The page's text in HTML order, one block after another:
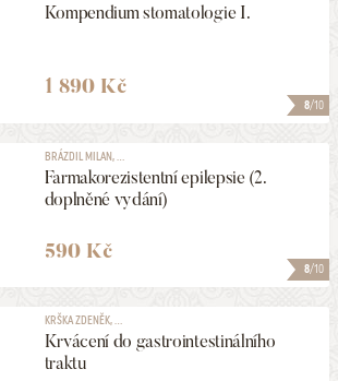
8/10
Kompendium stomatologie I.
1 890 Kč
8/10
BRÁZDIL MILAN, ...
Farmakorezistentní epilepsie (2.
doplněné vydání)
590 Kč
KRŠKA ZDENĚK, ...
Krvácení do gastrointestinálního
traktu